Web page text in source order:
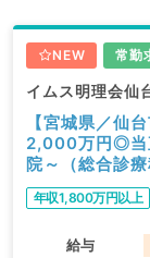
求人内容の詳
NEW 常勤
イムス明理会仙
【宮城県／仙
2,000万円◎当
院～（総合診療
年収1,800万円以上
給与